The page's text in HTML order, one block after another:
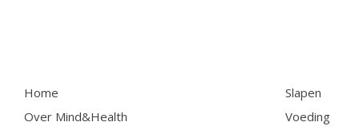
Home
Over Mind&Health
Slapen
Voeding